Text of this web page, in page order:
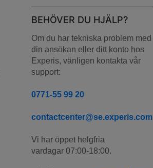
BEHÖVER DU HJÄLP?
Om du har tekniska problem med
din ansökan eller ditt konto hos
Experis, vänligen kontakta vår
support:
0771-55 99 20
contactcenter@se.experis.com
Vi har öppet helgfria
vardagar 07:00-18:00.